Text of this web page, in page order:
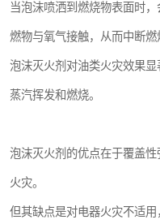
当泡沫喷洒到燃烧物表面时
燃物与氧气接触，从而中断燃
泡沫灭火剂对油类火灾效果
蒸汽挥发和燃烧。
泡沫灭火剂的优点在于覆盖
火灾。
但其缺点是对电器火灾不适